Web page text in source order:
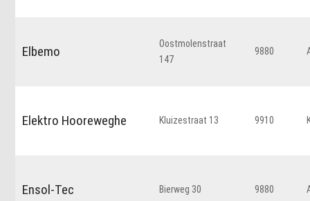
Elbemo
Oostmolenstraat
147
9880
Elektro Hooreweghe Kluizestraat 13 9910
Ensol-Tec Bierweg 30 9880